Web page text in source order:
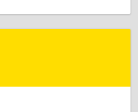
г, Правды ул, дом №